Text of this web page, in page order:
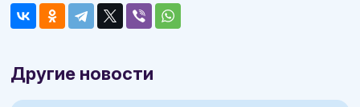
Другие новости